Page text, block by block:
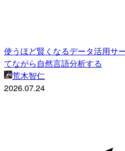
使うほど賢くなるデータ活用サ
てながら自然言語分析する
荒木智仁
2026.07.24